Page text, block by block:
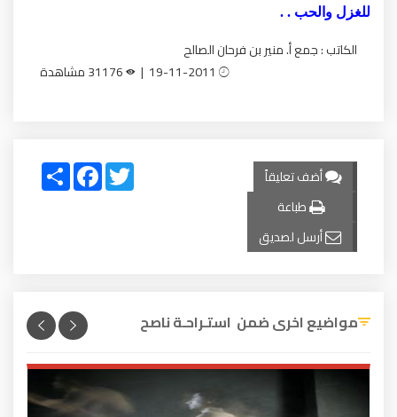
للغزل والحب . .
الكاتب : جمع أ. منير بن فرحان الصالح
أضف تعليقاً
طباعة
أرسل لصديق
Share
FacebookTwitter
مواضيع اخرى ضمن استـراحـة ناصح